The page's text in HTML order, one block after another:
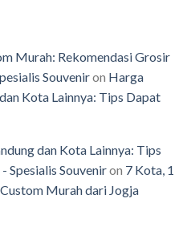
Murah: Rekomendasi Grosir
Souveniron Harga
Kota Lainnya: Tips Dapat
dan Kota Lainnya: Tips
Spesialis Souveniron 7 Kota, 1
Murah dari Jogja